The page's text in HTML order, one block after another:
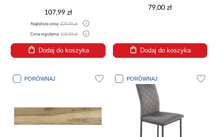
107,99 zł
Najniższa cena:109,99 zł
Cena regularna:119,99 zł
Dodaj do koszyka
79,00 zł
Dodaj do koszyka
PORÓWNAJ PORÓWNAJ